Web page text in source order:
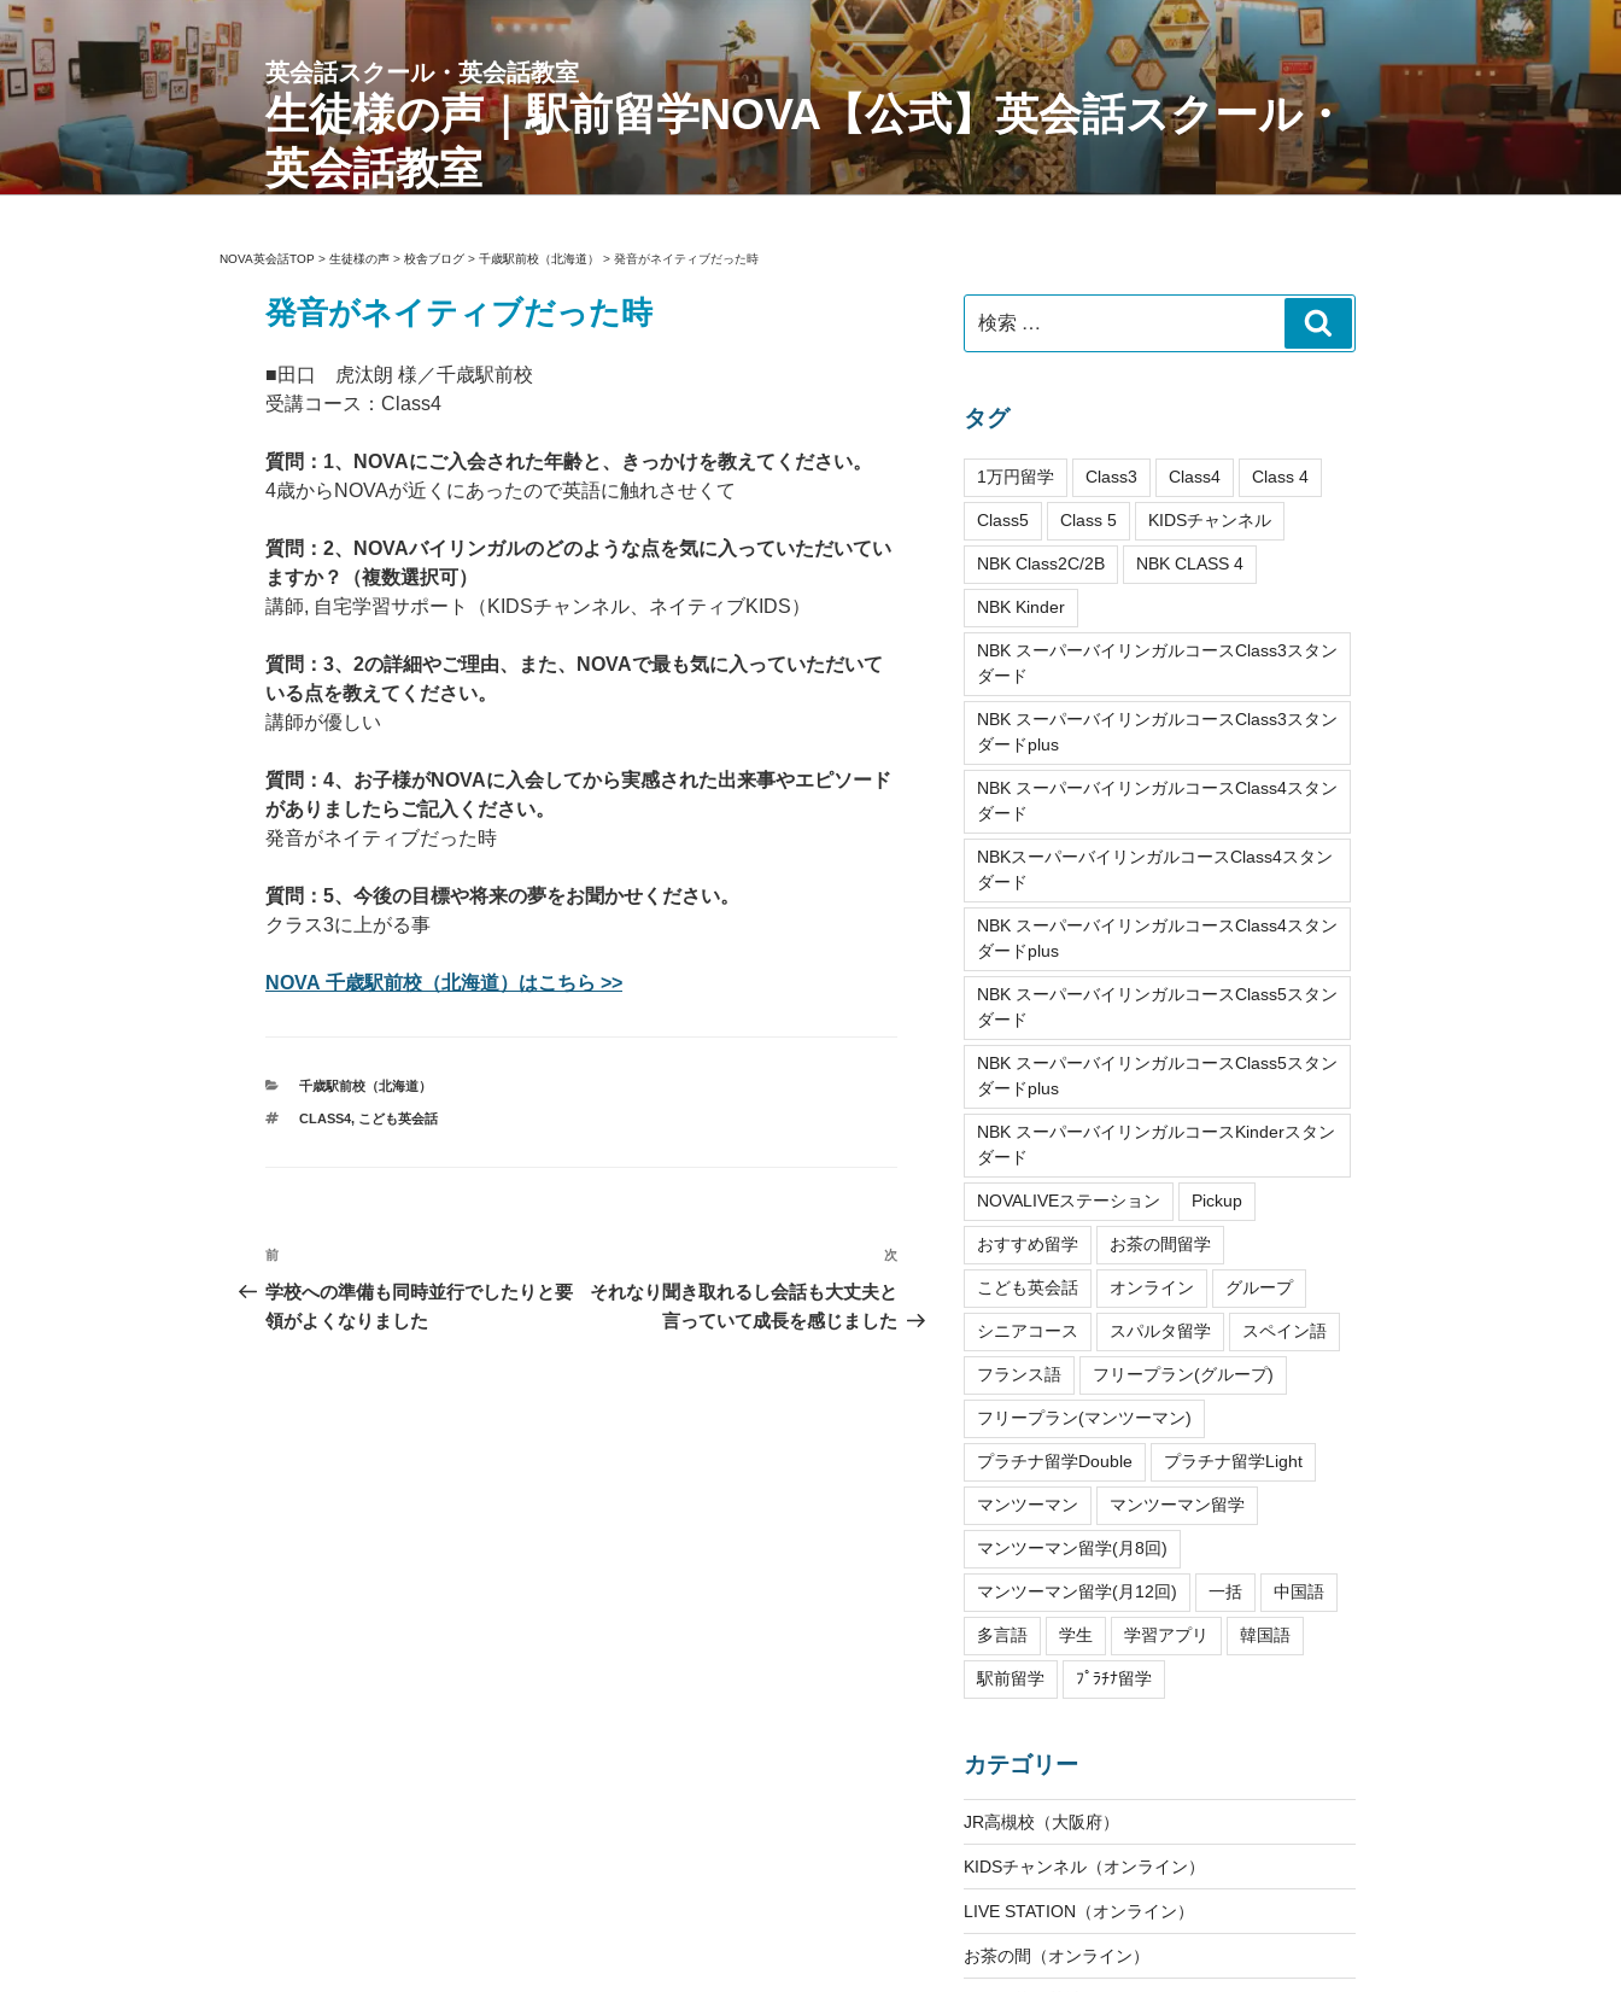
コ
ン
テ
ン
へ
ス
英会話スクール・英会話教室
生徒様の声｜駅前留学NOVA【公式】英会話スクール・
英会話教室
NOVA英会話TOP > 生徒様の声 > 校舎ブログ > 千歳駅前校（北海道） > 発音がネイティブだった時
発音がネイティブだった時
■田口 虎汰朗 様／千歳駅前校
受講コース：Class4
質問：1、NOVAにご入会された年齢と、きっかけを教えてください。
4歳からNOVAが近くにあったので英語に触れさせくて
質問：2、NOVAバイリンガルのどのような点を気に入っていただいてい
ますか？（複数選択可）
講師, 自宅学習サポート（KIDSチャンネル、ネイティブKIDS）
質問：3、2の詳細やご理由、また、NOVAで最も気に入っていただいて
いる点を教えてください。
講師が優しい
質問：4、お子様がNOVAに入会してから実感された出来事やエピソード
がありましたらご記入ください。
発音がネイティブだった時
質問：5、今後の目標や将来の夢をお聞かせください。
クラス3に上がる事
NOVA 千歳駅前校（北海道）はこちら >>
カ
ゴ
千歳駅前校（北海道）
タ
CLASS4, こども英会話
投
稿
ナ
過
去
の
前
学校への準備も同時並行でしたりと要
領がよくなりました
次
投
次
それなり聞き取れるし会話も大丈夫と
言っていて成長を感じました
索:
索
タグ
1万円留学 Class3 Class4 Class 4
Class5 Class 5 KIDSチャンネル
NBK Class2C/2B NBK CLASS 4
NBK Kinder
NBK スーパーバイリンガルコースClass3スタン
ダード
NBK スーパーバイリンガルコースClass3スタン
ダードplus
NBK スーパーバイリンガルコースClass4スタン
ダード
NBKスーパーバイリンガルコースClass4スタン
ダード
NBK スーパーバイリンガルコースClass4スタン
ダードplus
NBK スーパーバイリンガルコースClass5スタン
ダード
NBK スーパーバイリンガルコースClass5スタン
ダードplus
NBK スーパーバイリンガルコースKinderスタン
ダード
NOVALIVEステーション Pickup
おすすめ留学 お茶の間留学
こども英会話 オンライン グループ
シニアコース スパルタ留学 スペイン語
フランス語 フリープラン(グループ)
フリープラン(マンツーマン)
プラチナ留学Double プラチナ留学Light
マンツーマン マンツーマン留学
マンツーマン留学(月8回)
マンツーマン留学(月12回) 一括 中国語
多言語 学生 学習アプリ 韓国語
駅前留学 ﾌﾟﾗﾁﾅ留学
カテゴリー
JR高槻校（大阪府）
KIDSチャンネル（オンライン）
LIVE STATION（オンライン）
お茶の間（オンライン）